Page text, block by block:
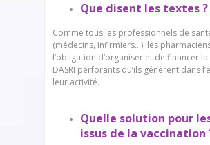
Que disent les textes ?
Comme tous les professionnels de
(médecins, infirmiers…), les
l’obligation d’organiser et de financer
DASRI perforants qu’ils génèrent dans
leur activité.
Quelle solution pour les
issus de la vaccination